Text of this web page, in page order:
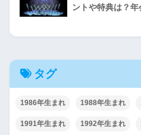
ントや特典は？
タグ
1986年生まれ 1988年生まれ
1991年生まれ 1992年生まれ